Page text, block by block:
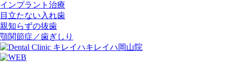
インプラント治療
目立たない入れ歯
親知らずの抜歯
顎関節症／歯ぎしり
キレイハ岡山院